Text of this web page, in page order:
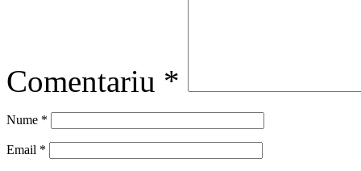
Comentariu *
Nume *
Email *